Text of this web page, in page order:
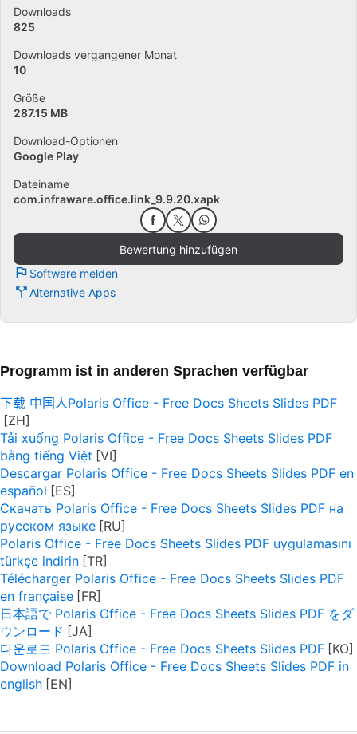
Downloads
825
Downloads vergangener Monat
10
Größe
287.15 MB
Download-Optionen
Google Play
Dateiname
com.infraware.office.link_9.9.20.xapk
Bewertung hinzufügen
Software melden
Alternative Apps
Programm ist in anderen Sprachen verfügbar
下载 中国人Polaris Office - Free Docs Sheets Slides PDF
Tải xuống Polaris Office - Free Docs Sheets Slides PDF
bằng tiếng Việt
Descargar Polaris Office - Free Docs Sheets Slides PDF en
español
Скачать Polaris Office - Free Docs Sheets Slides PDF на
русском языке
Polaris Office - Free Docs Sheets Slides PDF uygulamasını
türkçe indirin
Télécharger Polaris Office - Free Docs Sheets Slides PDF
en française
日本語で Polaris Office - Free Docs Sheets Slides PDF をダ
ウンロード
다운로드 Polaris Office - Free Docs Sheets Slides PDF
Download Polaris Office - Free Docs Sheets Slides PDF in
english